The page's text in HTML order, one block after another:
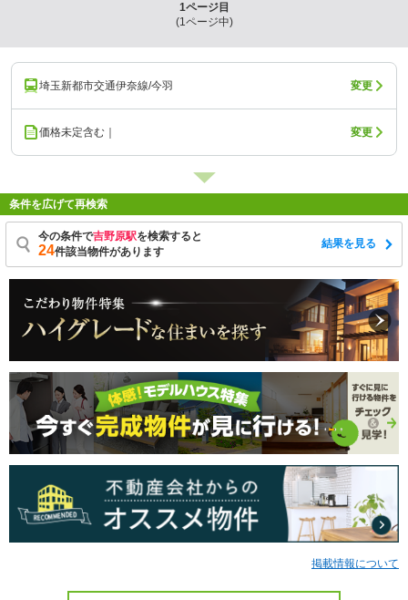
1ページ目
(1ページ中)
埼玉新都市交通伊奈線/今羽 変更
価格未定含む｜ 変更
条件を広げて再検索
今の条件で吉野原駅を検索すると
24件該当物件があります
結果を見る
掲載情報について